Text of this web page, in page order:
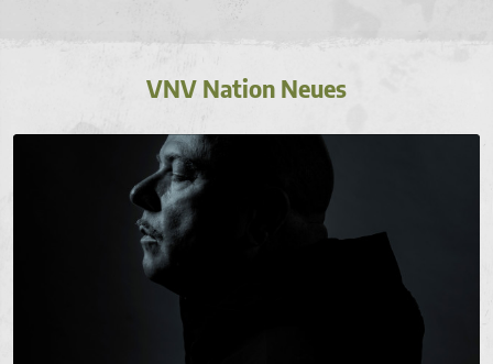
VNV Nation Neues